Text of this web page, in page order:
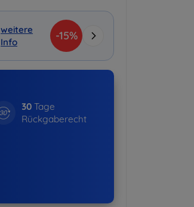
weitere
Info
-15%
30Tage
Rückgaberecht